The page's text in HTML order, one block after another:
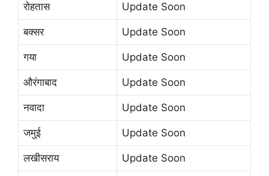
रोहतास Update Soon
बक्सर Update Soon
गया Update Soon
औरंगाबाद Update Soon
नवादा Update Soon
जमुई Update Soon
लखीसराय Update Soon